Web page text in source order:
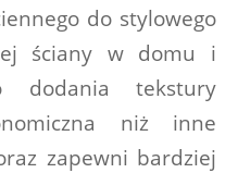
do stylowego
ściany w domu i
dodania tekstury
niż inne
zapewni bardziej